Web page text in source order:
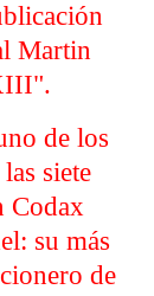
Martin
de los
siete
Codax
su más
de